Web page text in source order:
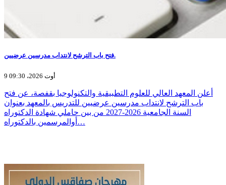
فتح باب الترشح لانتداب مدرسين عرضيين.
9 أوت 2026، 09:30
أعلن المعهد العالي للعلوم التطبيقية والتكنولوجيا بقفصة، عن فتح
باب الترشح لانتداب مدرسين عرضيين للتدريس بالمعهد بعنوان
السنة الجامعية 2026-2027 من بين حاملي شهادة الدكتوراه
أوالمرسمين بالدكتوراه…